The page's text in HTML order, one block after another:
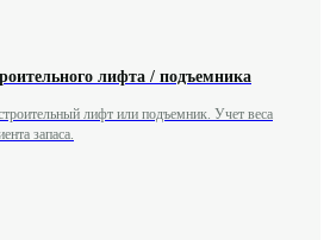
лифта / подъемника
лифт или подъемник. Учет веса
запаса.